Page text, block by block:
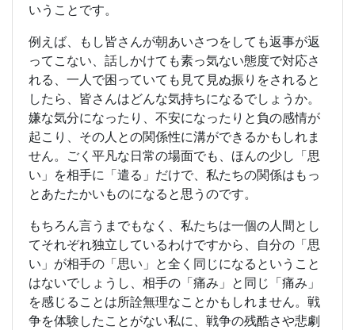
いうことです。
例えば、もし皆さんが朝あいさつをしても返事が返
ってこない、話しかけても素っ気ない態度で対応さ
れる、一人で困っていても見て見ぬ振りをされると
したら、皆さんはどんな気持ちになるでしょうか。
嫌な気分になったり、不安になったりと負の感情が
起こり、その人との関係性に溝ができるかもしれま
せん。ごく平凡な日常の場面でも、ほんの少し「思
い」を相手に「遣る」だけで、私たちの関係はもっ
とあたたかいものになると思うのです。
もちろん言うまでもなく、私たちは一個の人間とし
てそれぞれ独立しているわけですから、自分の「思
い」が相手の「思い」と全く同じになるということ
はないでしょうし、相手の「痛み」と同じ「痛み」
を感じることは所詮無理なことかもしれません。戦
争を体験したことがない私に、戦争の残酷さや悲劇